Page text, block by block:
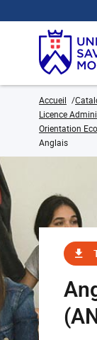
Accueil
Licence
Orientation
Anglais